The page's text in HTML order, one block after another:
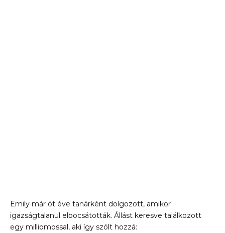
Emily már öt éve tanárként dolgozott, amikor
igazságtalanul elbocsátották. Állást keresve találkozott
egy milliomossal, aki így szólt hozzá: